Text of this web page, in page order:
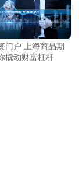
门户 上海商品期
撬动财富杠杆